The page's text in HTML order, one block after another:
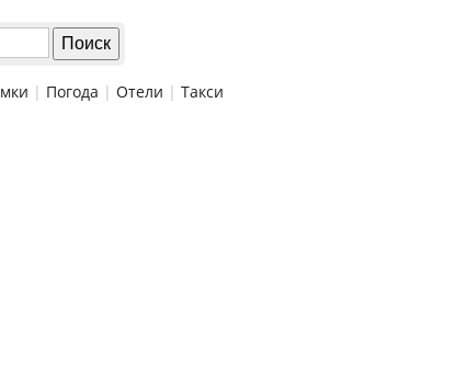
| Погода | Отели | Такси